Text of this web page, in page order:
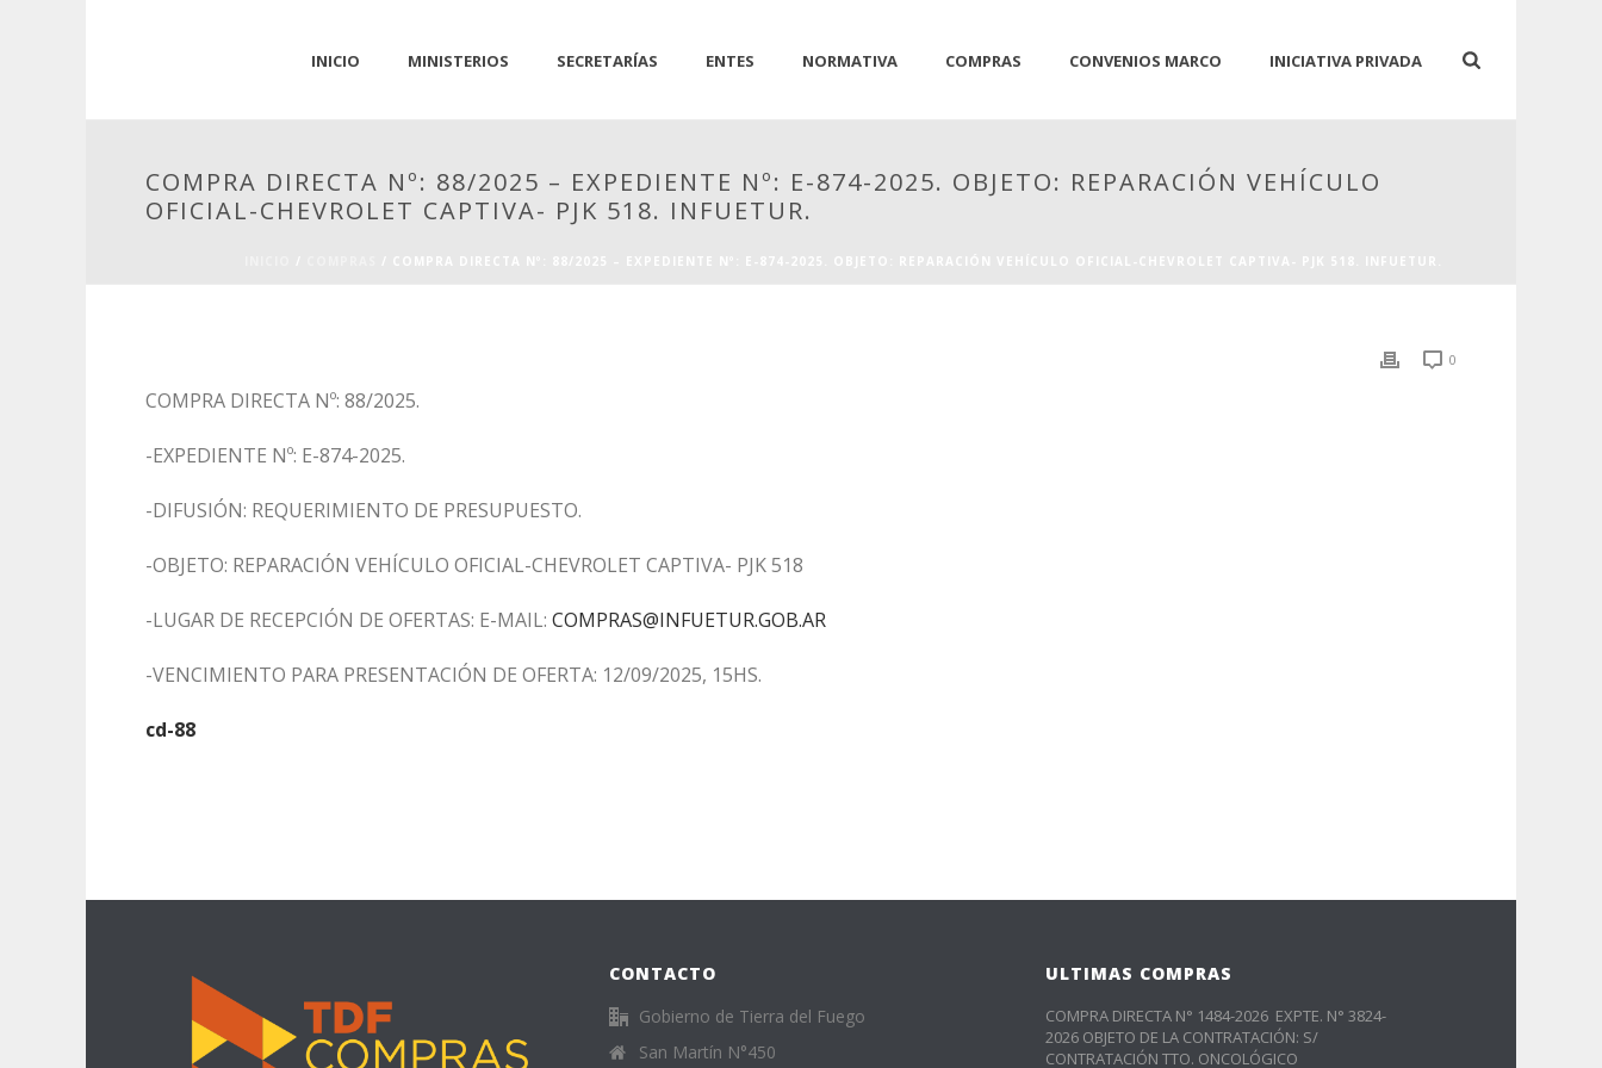
INICIO MINISTERIOS SECRETARÍAS ENTES NORMATIVA COMPRAS CONVENIOS MARCO INICIATIVA PRIVADA
COMPRA DIRECTA Nº: 88/2025 – EXPEDIENTE Nº: E-874-2025. OBJETO: REPARACIÓN VEHÍCULO
OFICIAL-CHEVROLET CAPTIVA- PJK 518. INFUETUR.
0
COMPRA DIRECTA Nº: 88/2025.
-EXPEDIENTE Nº: E-874-2025.
-DIFUSIÓN: REQUERIMIENTO DE PRESUPUESTO.
-OBJETO: REPARACIÓN VEHÍCULO OFICIAL-CHEVROLET CAPTIVA- PJK 518
-LUGAR DE RECEPCIÓN DE OFERTAS: E-MAIL: COMPRAS@INFUETUR.GOB.AR
-VENCIMIENTO PARA PRESENTACIÓN DE OFERTA: 12/09/2025, 15HS.
cd-88
CONTACTO
Gobierno de Tierra del Fuego
San Martín N°450
ULTIMAS COMPRAS
COMPRA DIRECTA N° 1484-2026 EXPTE. N° 3824-
2026 OBJETO DE LA CONTRATACIÓN: S/
CONTRATACIÓN TTO. ONCOLÓGICO